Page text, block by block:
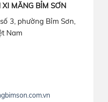
XI MĂNG BỈM SƠN
3, phường Bỉm Sơn,
Nam